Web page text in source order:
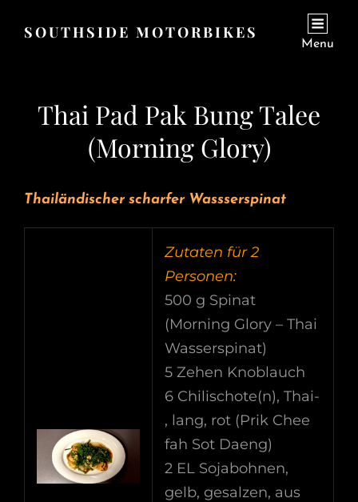
SOUTHSIDE MOTORBIKES
Menu
Thai Pad Pak Bung Talee
(Morning Glory)
Thailändischer scharfer Wassserspinat
Zutaten für 2
Personen:
500 g Spinat
(Morning Glory – Thai
Wasserspinat)
5 Zehen Knoblauch
6 Chilischote(n), Thai-
, lang, rot (Prik Chee
fah Sot Daeng)
2 EL Sojabohnen,
gelb, gesalzen, aus